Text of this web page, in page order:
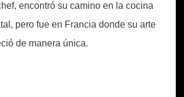
encontró su camino en la cocina
pero fue en Francia donde su arte
de manera única.